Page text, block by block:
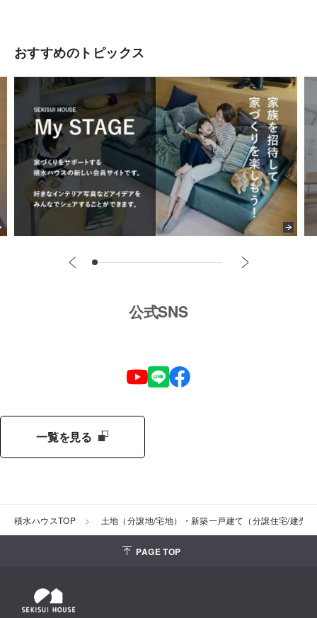
おすすめのトピックス
公式SNS
一覧を見る
積水ハウスTOP 土地（分譲地/宅地）・新築一戸建て（分譲住宅/建売
PAGE TOP